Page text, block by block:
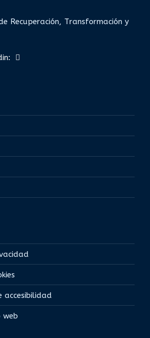
accesibilidad
web